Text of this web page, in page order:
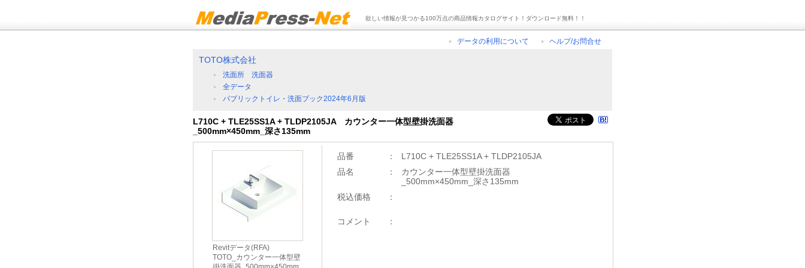
欲しい情報が見つかる100万点の商品情報カタログサイト！ダウンロード無料！！
データの利用について ヘルプ/お問合せ
TOTO株式会社
洗面所 洗面器
全データ
パブリックトイレ・洗面ブック2024年6月版
L710C + TLE25SS1A + TLDP2105JA カウンター一体型壁掛洗面器
_500mm×450mm_深さ135mm
Revitデータ(RFA)
TOTO_カウンター一体型壁
品番 ：
L710C + TLE25SS1A + TLDP2105JA
品名
：
カウンター一体型壁掛洗面器
_500mm×450mm_深さ135mm
税込価格
：
コメント ：